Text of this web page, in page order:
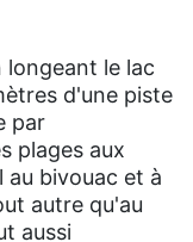
le lac
d'une piste
par
plages aux
au bivouac et à
autre qu'au
aussi